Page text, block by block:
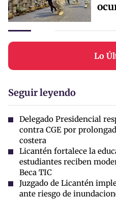
Lo
Seguir leyendo
Delegado Presidencial
contra CGE por
costera
Licantén fortalece la
estudiantes reciben
Beca TIC
Juzgado de Licantén
ante riesgo de